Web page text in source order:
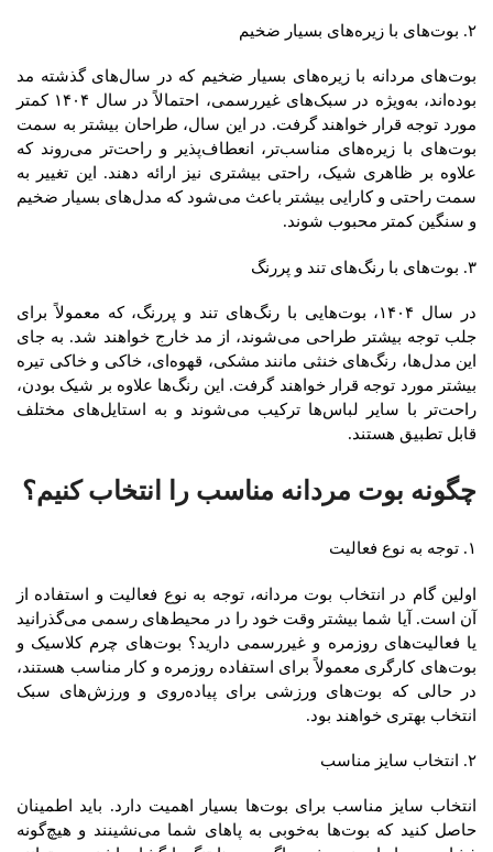
۲. بوت‌های با زیره‌های بسیار ضخیم
بوت‌های مردانه با زیره‌های بسیار ضخیم که در سال‌های گذشته مد
بوده‌اند، به‌ویژه در سبک‌های غیررسمی، احتمالاً در سال ۱۴۰۴ کمتر
مورد توجه قرار خواهند گرفت. در این سال، طراحان بیشتر به سمت
بوت‌های با زیره‌های مناسب‌تر، انعطاف‌پذیر و راحت‌تر می‌روند که
علاوه بر ظاهری شیک، راحتی بیشتری نیز ارائه دهند. این تغییر به
سمت راحتی و کارایی بیشتر باعث می‌شود که مدل‌های بسیار ضخیم
و سنگین کمتر محبوب شوند.
۳. بوت‌های با رنگ‌های تند و پررنگ
در سال ۱۴۰۴، بوت‌هایی با رنگ‌های تند و پررنگ، که معمولاً برای
جلب توجه بیشتر طراحی می‌شوند، از مد خارج خواهند شد. به جای
این مدل‌ها، رنگ‌های خنثی مانند مشکی، قهوه‌ای، خاکی و خاکی تیره
بیشتر مورد توجه قرار خواهند گرفت. این رنگ‌ها علاوه بر شیک بودن،
راحت‌تر با سایر لباس‌ها ترکیب می‌شوند و به استایل‌های مختلف
قابل تطبیق هستند.
چگونه بوت مردانه مناسب را انتخاب کنیم؟
۱. توجه به نوع فعالیت
اولین گام در انتخاب بوت مردانه، توجه به نوع فعالیت و استفاده از
آن است. آیا شما بیشتر وقت خود را در محیط‌های رسمی می‌گذرانید
یا فعالیت‌های روزمره و غیررسمی دارید؟ بوت‌های چرم کلاسیک و
بوت‌های کارگری معمولاً برای استفاده روزمره و کار مناسب هستند،
در حالی که بوت‌های ورزشی برای پیاده‌روی و ورزش‌های سبک
انتخاب بهتری خواهند بود.
۲. انتخاب سایز مناسب
انتخاب سایز مناسب برای بوت‌ها بسیار اهمیت دارد. باید اطمینان
حاصل کنید که بوت‌ها به‌خوبی به پاهای شما می‌نشینند و هیچ‌گونه